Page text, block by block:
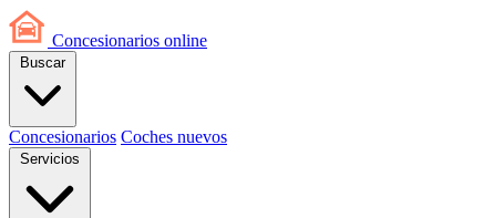
Concesionarios online
Buscar
Concesionarios Coches nuevos
Servicios